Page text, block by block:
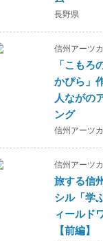
長野県
信州アーツ
「こもろ
かぴら」
人ながの
ング
信州アーツ
信州アーツ
旅する信
シル「学
ィールド
【前編】